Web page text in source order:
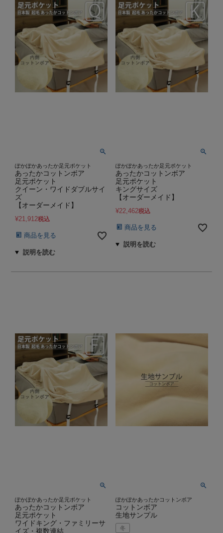
ぽかぽかあったか足元ポケット
あったかコットンボア
足元ポケット
クイーン・ワイドダブルサイ
ズ
【オーダーメイド】
¥21,912税込
商品を見る
ぽかぽかあったか足元ポケット
あったかコットンボア
足元ポケット
キングサイズ
【オーダーメイド】
¥22,462税込
商品を見る
ぽかぽかあったか足元ポケット
あったかコットンボア
足元ポケット
ワイドキング・ファミリーサ
イズ・複数連結
ぽかぽかあったかコットンボア
コットンボア
生地サンプル
冬